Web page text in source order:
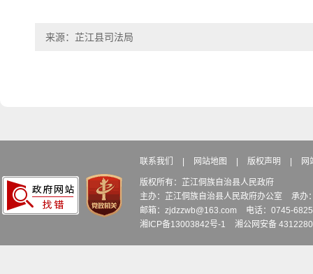
来源：芷江县司法局
联系我们 网站地图 版权声明 网
版权所有：芷江侗族自治县人民政府
主办：芷江侗族自治县人民政府办公室
承办
邮箱：zjdzzwb@163.com
电话：0745-
湘ICP备13003842号-1
湘公网安备